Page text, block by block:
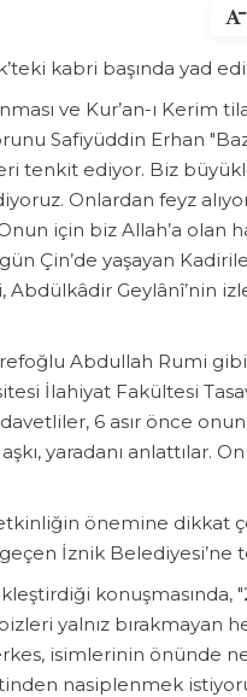
kabri başında yad
ve Kur’an-ı Kerim
Safiyüddin Erhan
tenkit ediyor. Biz
Onlardan feyz
için biz Allah’a olan
Çin’de yaşayan
Abdülkâdir Geylânî’nin
Abdullah Rumi gibi
İlahiyat Fakültesi
6 asır önce
yaradanı anlattılar.
önemine dikkat
İznik Belediyesi’ne
konuşmasında,
yalnız bırakmayan
isimlerinin önünde
nasiplenmek